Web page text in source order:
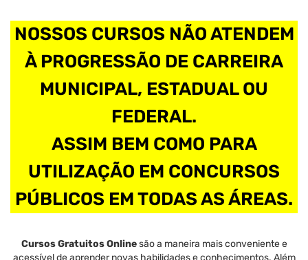
NOSSOS CURSOS NÃO ATENDEM
À PROGRESSÃO DE CARREIRA
MUNICIPAL, ESTADUAL OU
FEDERAL.
ASSIM BEM COMO PARA
UTILIZAÇÃO EM CONCURSOS
PÚBLICOS EM TODAS AS ÁREAS.
Cursos Gratuitos Onlinesão a maneira mais conveniente e